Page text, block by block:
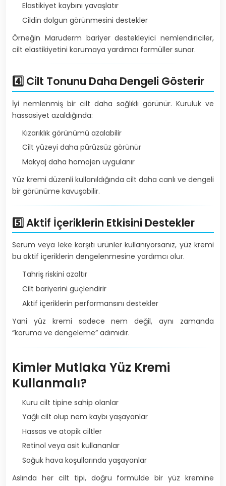
Elastikiyet kaybını yavaşlatır
Cildin dolgun görünmesini destekler
Örneğin Maruderm bariyer destekleyici nemlendiriciler,
cilt elastikiyetini korumaya yardımcı formüller sunar.
4️⃣ Cilt Tonunu Daha Dengeli Gösterir
İyi nemlenmiş bir cilt daha sağlıklı görünür. Kuruluk ve
hassasiyet azaldığında:
Kızarıklık görünümü azalabilir
Cilt yüzeyi daha pürüzsüz görünür
Makyaj daha homojen uygulanır
Yüz kremi düzenli kullanıldığında cilt daha canlı ve dengeli
bir görünüme kavuşabilir.
5️⃣ Aktif İçeriklerin Etkisini Destekler
Serum veya leke karşıtı ürünler kullanıyorsanız, yüz kremi
bu aktif içeriklerin dengelenmesine yardımcı olur.
Tahriş riskini azaltır
Cilt bariyerini güçlendirir
Aktif içeriklerin performansını destekler
Yani yüz kremi sadece nem değil, aynı zamanda
“koruma ve dengeleme” adımıdır.
Kimler Mutlaka Yüz Kremi
Kullanmalı?
Kuru cilt tipine sahip olanlar
Yağlı cilt olup nem kaybı yaşayanlar
Hassas ve atopik ciltler
Retinol veya asit kullananlar
Soğuk hava koşullarında yaşayanlar
Aslında her cilt tipi, doğru formülde bir yüz kremine